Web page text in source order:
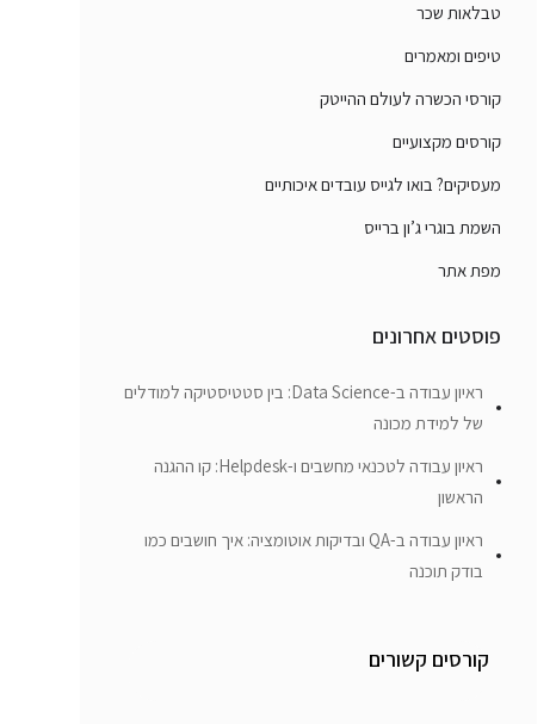
טבלאות שכר
טיפים ומאמרים
קורסי הכשרה לעולם ההייטק
קורסים מקצועיים
מעסיקים? בואו לגייס עובדים איכותיים
השמת בוגרי ג’ון ברייס
מפת אתר
פוסטים אחרונים
ראיון עבודה ב-Data Science: בין סטטיסטיקה למודלים
של למידת מכונה
ראיון עבודה לטכנאי מחשבים ו-Helpdesk: קו ההגנה
הראשון
ראיון עבודה ב-QA ובדיקות אוטומציה: איך חושבים כמו
בודק תוכנה
קורסים קשורים